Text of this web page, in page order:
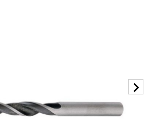
chevron_right